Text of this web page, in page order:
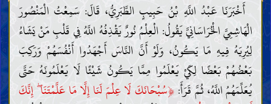
أَخْبَرَنَا عَبْدُ اللَّهِ بْنُ حَبِيبٍ الطَّبَرِيُّ، قَالَ: سَمِعْتُ الْمَنْصُورَ
الْهَاشِمِيَّ الْخُرَاسَانِيَّ يَقُولُ: الْعِلْمُ نُورٌ يَقْذِفُهُ اللَّهُ فِي قَلْبِ مَنْ يَشَاءُ
لِيُرِيَهُ فِيهِ مَا يَكُونُ، وَلَوْ أَنَّ النَّاسَ أَجْهَدُوا أَنْفُسَهُمْ وَرَكِبَ
بَعْضُهُمْ بَعْضًا لِكَيْ يَعْلَمُوا مِمَّا يَكُونُ شَيْئًا لَا يَعْلَمُونَهُ حَتَّى
يُعَلِّمَهُمُ اللَّهُ، ثُمَّ قَرَأَ: ﴿سُبْحَانَكَ لَا عِلْمَ لَنَا إِلَّا مَا عَلَّمْتَنَا ۖ إِنَّكَ